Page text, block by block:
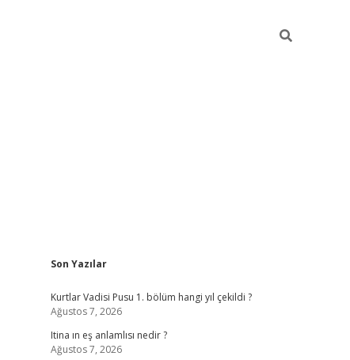
Sidebar
Son Yazılar
Kurtlar Vadisi Pusu 1. bölüm hangi yıl çekildi ?
Ağustos 7, 2026
Itina ın eş anlamlısı nedir ?
Ağustos 7, 2026